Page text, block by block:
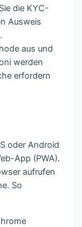
die KYC-
Ausweis
aus und
werden
erfordern
oder Android
App (PWA).
aufrufen
So